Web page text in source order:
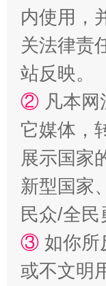
站台名
漫山遍野的桃花
内使用，
关法律责
站反映。
② 凡本
它媒体，
展示国家
新型国家
民众/全
③ 如你所
或不文明